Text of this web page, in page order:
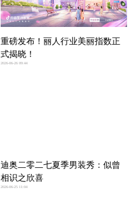
重磅发布！丽人行业美丽指数正
式揭晓！
2026-06-26 09:44
迪奥二零二七夏季男装秀：似曾
相识之欣喜
2026-06-25 11:04